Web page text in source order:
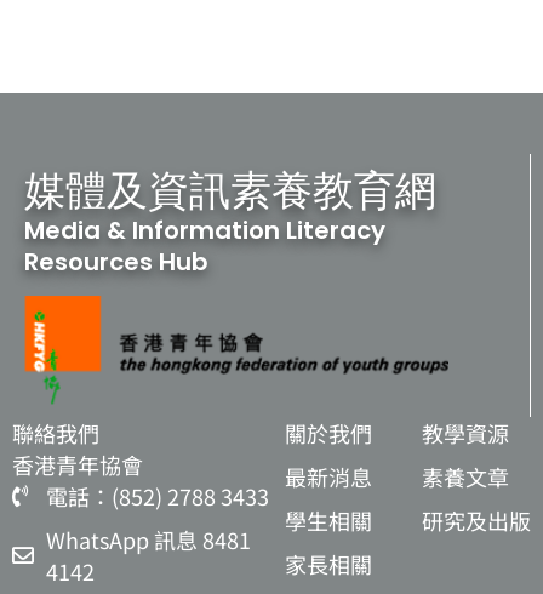
媒體及資訊素養教育網
Media & Information Literacy
Resources Hub
聯絡我們
香港青年協會
電話：(852) 2788 3433
WhatsApp 訊息 8481
4142
關於我們
最新消息
學生相關
家長相關
教學資源
素養文章
研究及出版